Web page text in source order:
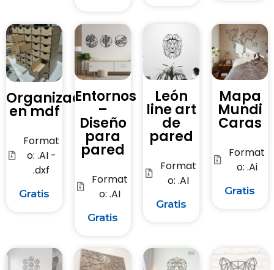
Organizador
en mdf
Format
o: .AI -
.dxf
Gratis
Entornos
–
Diseño
para
pared
Format
o: .AI
Gratis
León
line art
de
pared
Format
o: .AI
Gratis
Mapa
Mundi
Caras
Format
o: .Ai
Gratis